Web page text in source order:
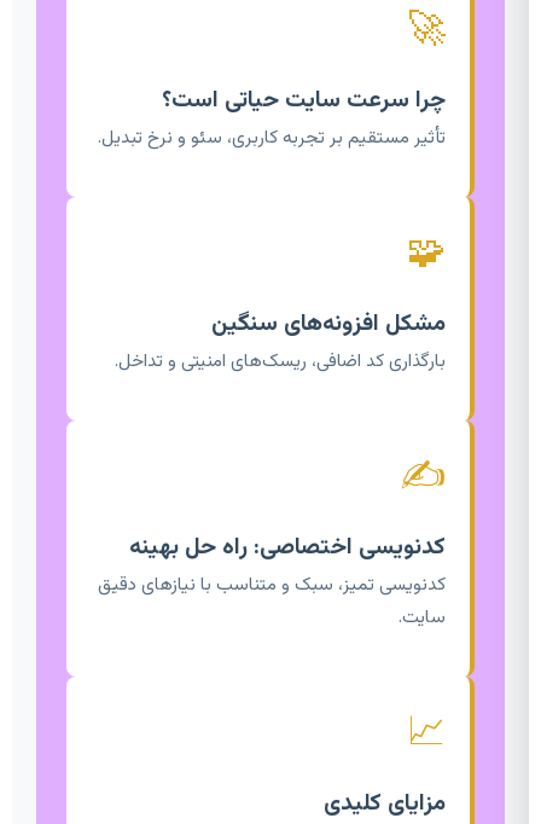
🚀
چرا سرعت سایت حیاتی است؟
تأثیر مستقیم بر تجربه کاربری، سئو و نرخ تبدیل.
🧩
مشکل افزونه‌های سنگین
بارگذاری کد اضافی، ریسک‌های امنیتی و تداخل.
✍️
کدنویسی اختصاصی: راه حل بهینه
کدنویسی تمیز، سبک و متناسب با نیازهای دقیق
سایت.
📈
مزایای کلیدی